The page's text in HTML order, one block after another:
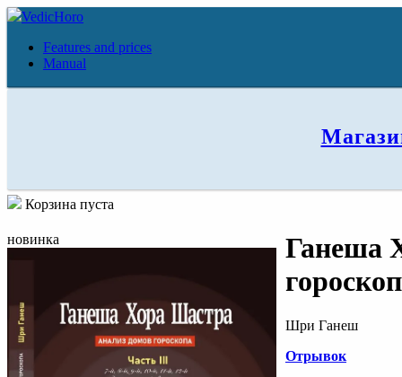
VedicHoro
Features and prices
Manual
Корзина пуста
новинка
Ганеша
Шри Ганеш
Отрывок